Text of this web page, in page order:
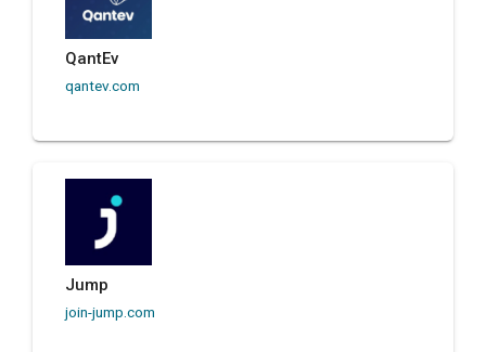
QantEv
qantev.com
Jump
join-jump.com